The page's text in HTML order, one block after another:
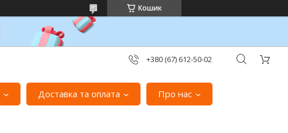
Кошик
+380 (67) 612-50-02
Доставка та оплата
Про нас